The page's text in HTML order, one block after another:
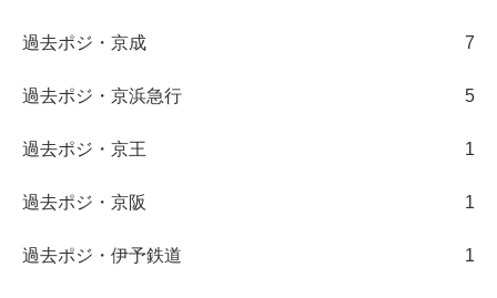
過去ポジ・京成 7
過去ポジ・京浜急行 5
過去ポジ・京王 1
過去ポジ・京阪 1
過去ポジ・伊予鉄道 1